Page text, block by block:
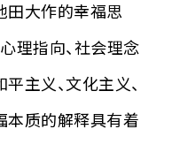
田大作的幸福思
理指向、社会理念
主义、文化主义、
本质的解释具有着